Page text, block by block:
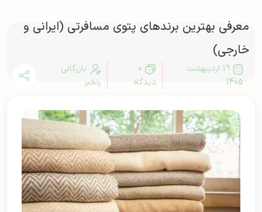
معرفی بهترین برندهای پتوی مسافرتی (ایرانی و
خارجی)
19 اردیبهشت
1405
0
دیدگاه
بازرگانی
رنجبر